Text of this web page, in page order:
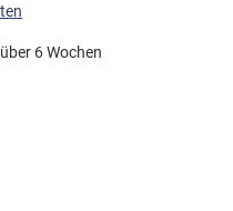
6 Wochen